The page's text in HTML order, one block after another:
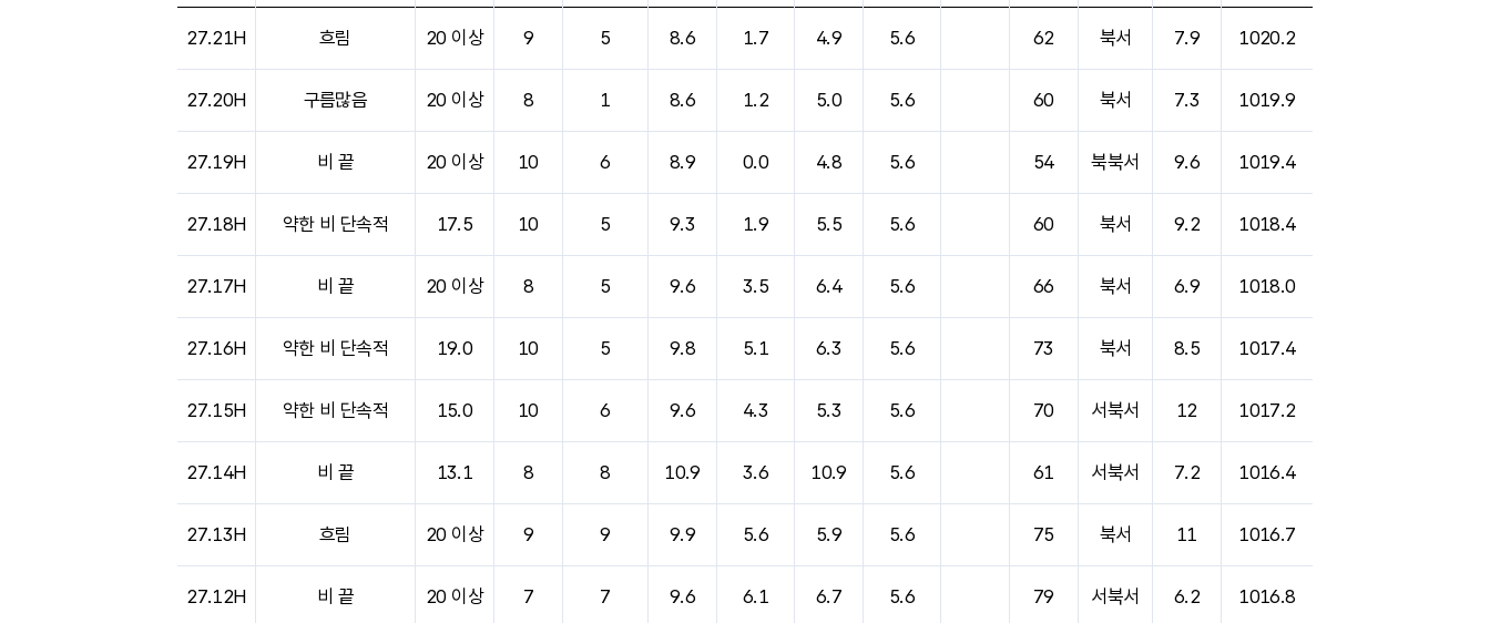
27.21H 흐림 20 이상 9 5 8.6 1.7 4.9 5.6 62 북서 7.9 1020.2
27.20H 구름많음 20 이상 8 1 8.6 1.2 5.0 5.6 60 북서 7.3 1019.9
27.19H 비 끝 20 이상 10 6 8.9 0.0 4.8 5.6 54 북북서 9.6 1019.4
27.18H 약한 비 단속적 17.5 10 5 9.3 1.9 5.5 5.6 60 북서 9.2 1018.4
27.17H 비 끝 20 이상 8 5 9.6 3.5 6.4 5.6 66 북서 6.9 1018.0
27.16H 약한 비 단속적 19.0 10 5 9.8 5.1 6.3 5.6 73 북서 8.5 1017.4
27.15H 약한 비 단속적 15.0 10 6 9.6 4.3 5.3 5.6 70 서북서 12 1017.2
27.14H 비 끝 13.1 8 8 10.9 3.6 10.9 5.6 61 서북서 7.2 1016.4
27.13H 흐림 20 이상 9 9 9.9 5.6 5.9 5.6 75 북서 11 1016.7
27.12H 비 끝 20 이상 7 7 9.6 6.1 6.7 5.6 79 서북서 6.2 1016.8